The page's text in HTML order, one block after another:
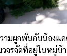
มผูกพันกับน้อง
จรจัดที่อยู่ในหมู่